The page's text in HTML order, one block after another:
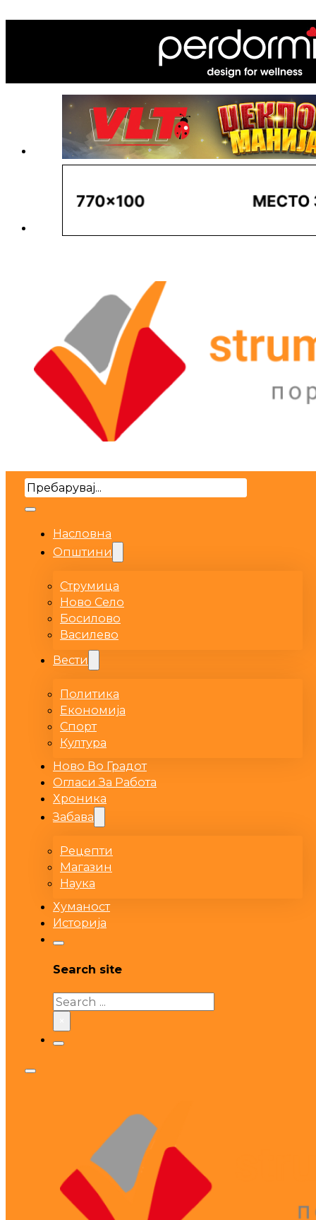
Search
Насловна
Општини
Струмица
Ново Село
Босилово
Василево
Вести
Политика
Економија
Спорт
Култура
Ново Во Градот
Огласи За Работа
Хроника
Забава
Рецепти
Магазин
Наука
Хуманост
Историја
Search site
Search